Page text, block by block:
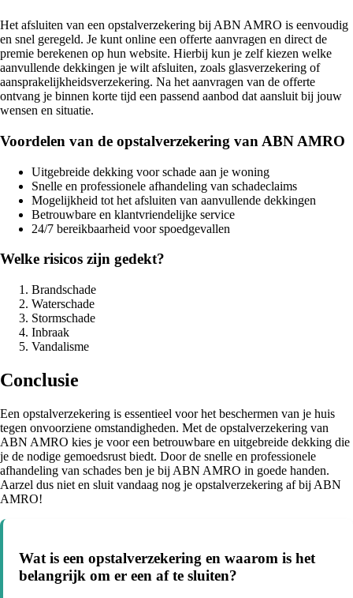
Het afsluiten van een opstalverzekering bij ABN AMRO is eenvoudig
en snel geregeld. Je kunt online een offerte aanvragen en direct de
premie berekenen op hun website. Hierbij kun je zelf kiezen welke
aanvullende dekkingen je wilt afsluiten, zoals glasverzekering of
aansprakelijkheidsverzekering. Na het aanvragen van de offerte
ontvang je binnen korte tijd een passend aanbod dat aansluit bij jouw
wensen en situatie.
Voordelen van de opstalverzekering van ABN AMRO
Uitgebreide dekking voor schade aan je woning
Snelle en professionele afhandeling van schadeclaims
Mogelijkheid tot het afsluiten van aanvullende dekkingen
Betrouwbare en klantvriendelijke service
24/7 bereikbaarheid voor spoedgevallen
Welke risicos zijn gedekt?
Brandschade
Waterschade
Stormschade
Inbraak
Vandalisme
Conclusie
Een opstalverzekering is essentieel voor het beschermen van je huis
tegen onvoorziene omstandigheden. Met de opstalverzekering van
ABN AMRO kies je voor een betrouwbare en uitgebreide dekking die
je de nodige gemoedsrust biedt. Door de snelle en professionele
afhandeling van schades ben je bij ABN AMRO in goede handen.
Aarzel dus niet en sluit vandaag nog je opstalverzekering af bij ABN
AMRO!
Wat is een opstalverzekering en waarom is het
belangrijk om er een af te sluiten?